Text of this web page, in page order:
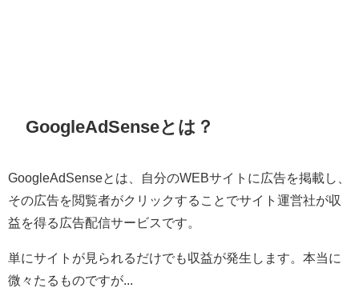
GoogleAdSenseとは？
GoogleAdSenseとは、自分のWEBサイトに広告を掲載し、
その広告を閲覧者がクリックすることでサイト運営社が収
益を得る広告配信サービスです。
単にサイトが見られるだけでも収益が発生します。本当に
微々たるものですが...